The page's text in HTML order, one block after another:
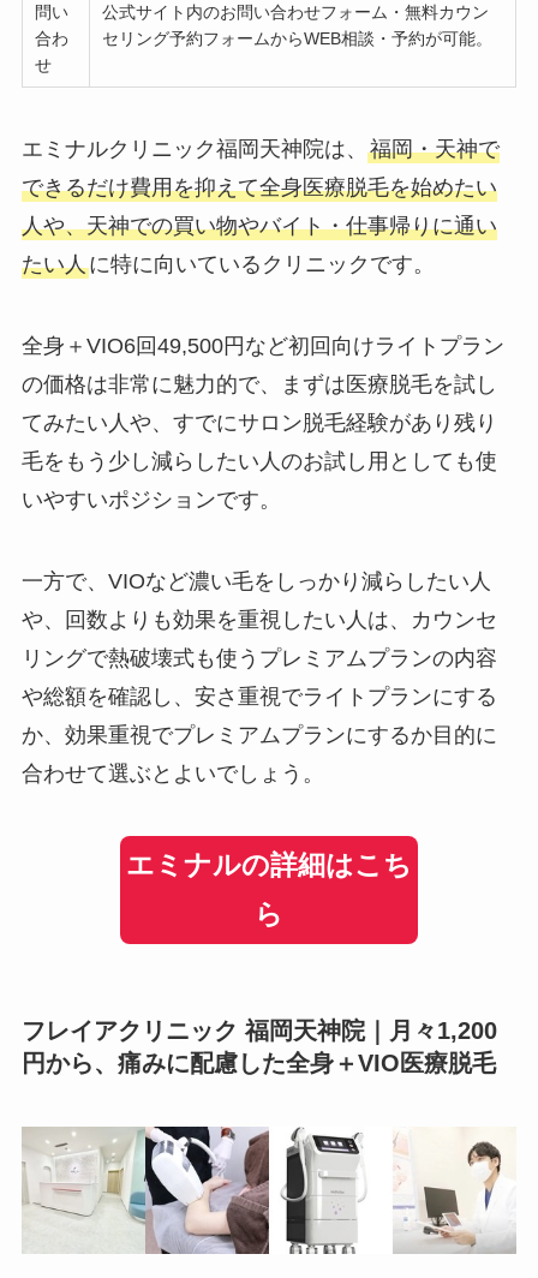
問い
合わ
せ
公式サイト内のお問い合わせフォーム・無料カウン
セリング予約フォームからWEB相談・予約が可能。
エミナルクリニック福岡天神院は、 福岡・天神で
できるだけ費用を抑えて全身医療脱毛を始めたい
人や、天神での買い物やバイト・仕事帰りに通い
たい人に特に向いているクリニックです。
全身＋VIO6回49,500円など初回向けライトプラン
の価格は非常に魅力的で、まずは医療脱毛を試し
てみたい人や、すでにサロン脱毛経験があり残り
毛をもう少し減らしたい人のお試し用としても使
いやすいポジションです。
一方で、VIOなど濃い毛をしっかり減らしたい人
や、回数よりも効果を重視したい人は、カウンセ
リングで熱破壊式も使うプレミアムプランの内容
や総額を確認し、安さ重視でライトプランにする
か、効果重視でプレミアムプランにするか目的に
合わせて選ぶとよいでしょう。
エミナルの詳細はこち
ら
フレイアクリニック 福岡天神院｜月々1,200
円から、痛みに配慮した全身＋VIO医療脱毛